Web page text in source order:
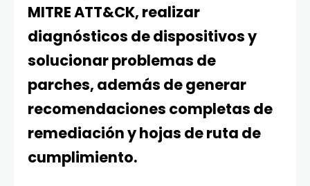
MITRE ATT&CK, realizar
diagnósticos de dispositivos y
solucionar problemas de
parches, además de generar
recomendaciones completas de
remediación y hojas de ruta de
cumplimiento.